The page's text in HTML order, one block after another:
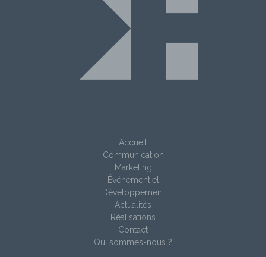
Accueil
Communication
Marketing
Événementiel
Développement
Actualités
Réalisations
Contact
Qui sommes-nous ?